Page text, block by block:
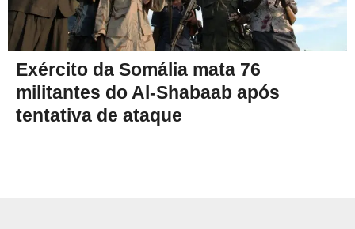
Exército da Somália mata 76
militantes do Al-Shabaab após
tentativa de ataque